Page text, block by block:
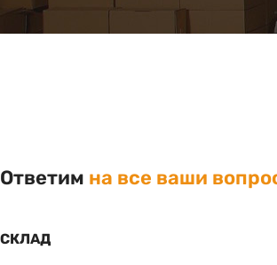
Ответим на все ваши
СКЛАД